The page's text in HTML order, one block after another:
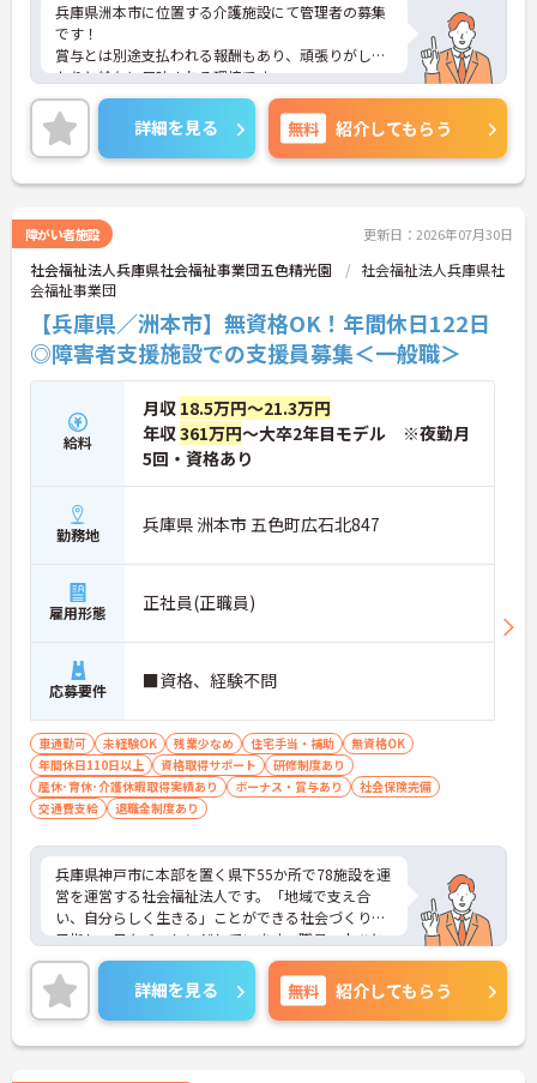
兵庫県洲本市に位置する介護施設にて管理者の募集
です！
賞与とは別途支払われる報酬もあり、頑張りがしっ
かりと給与に反映される環境です。
ご興味ある方には、面接対策ポイントなど、さらに
詳細をお話しいたしますのでお気軽にご相談くださ
い！
詳細を見る 無料 紹介してもらう
障がい者施設 更新日：2026年07月30日
社会福祉法人兵庫県社会福祉事業団五色精光園
社会福祉法人兵庫県社
会福祉事業団
【兵庫県／洲本市】無資格OK！年間休日122日
◎障害者支援施設での支援員募集＜一般職＞
給料
月収 18.5万円～21.3万円
年収361万円～大卒2年目モデル ※夜勤月
5回・資格あり
勤務地 兵庫県 洲本市 五色町広石北847
雇用形態 正社員(正職員)
応募要件 ■資格、経験不問
車通勤可 未経験OK 残業少なめ 住宅手当・補助
無資格OK
年間休日110日以上
資格取得サポート
研修制度あり
産休･育休･介護休暇取得実績あり
ボーナス・賞与あり
社会保険完備
交通費支給
退職金制度あり
兵庫県神戸市に本部を置く県下55か所で78施設を運
営を運営する社会福祉法人です。「地域で支え合
い、自分らしく生きる」ことができる社会づくりを
目指し、日々チャレンジしています。職員一人ひと
りも職員が、その能力を発揮できるような職場環境
づくりにも注力し、研修や自己研鑽のバックアップ
を整え、また職種の垣根を超えたチームワークを大
切に活気ある職場づくりを行なっています。ご興味
のある方には、面接対策ポイントなど、さらに詳細
詳細を見る 無料 紹介してもらう